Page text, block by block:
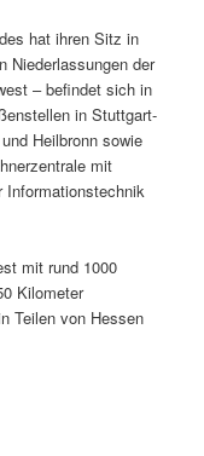
hat ihren Sitz in
Niederlassungen der
– befindet sich in
in Stuttgart-
Heilbronn sowie
mit
Informationstechnik
mit rund 1000
Kilometer
Teilen von Hessen